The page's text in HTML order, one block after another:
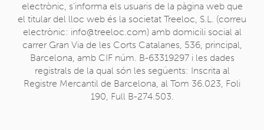
electrònic, s’informa els usuaris de la pàgina web que
el titular del lloc web és la societat Treeloc, S.L. (correu
electrònic: info@treeloc.com) amb domicili social al
carrer Gran Via de les Corts Catalanes, 536, principal,
Barcelona, amb CIF núm. B-63319297 i les dades
registrals de la qual són les següents: Inscrita al
Registre Mercantil de Barcelona, al Tom 36.023, Foli
190, Full B-274.503.